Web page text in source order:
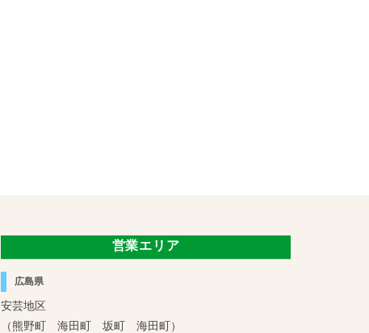
営業エリア
広島県
安芸地区
（熊野町 海田町 坂町 海田町）